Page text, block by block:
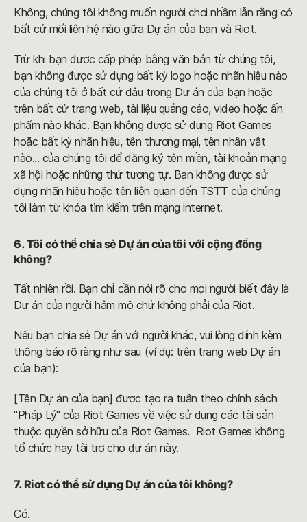
Không, chúng tôi không muốn người chơi nhầm lẫn rằng có
bất cứ mối liên hệ nào giữa Dự án của bạn và Riot.
Trừ khi bạn được cấp phép bằng văn bản từ chúng tôi,
bạn không được sử dụng bất kỳ logo hoặc nhãn hiệu nào
của chúng tôi ở bất cứ đâu trong Dự án của bạn hoặc
trên bất cứ trang web, tài liệu quảng cáo, video hoặc ấn
phẩm nào khác. Bạn không được sử dụng Riot Games
hoặc bất kỳ nhãn hiệu, tên thương mại, tên nhân vật
nào... của chúng tôi để đăng ký tên miền, tài khoản mạng
xã hội hoặc những thứ tương tự. Bạn không được sử
dụng nhãn hiệu hoặc tên liên quan đến TSTT của chúng
tôi làm từ khóa tìm kiếm trên mạng internet.
6. Tôi có thể chia sẻ Dự án của tôi với cộng đồng
không?
Tất nhiên rồi. Bạn chỉ cần nói rõ cho mọi người biết đây là
Dự án của người hâm mộ chứ không phải của Riot.
Nếu bạn chia sẻ Dự án với người khác, vui lòng đính kèm
thông báo rõ ràng như sau (ví dụ: trên trang web Dự án
của bạn):
[Tên Dự án của bạn] được tạo ra tuân theo chính sách
"Pháp Lý" của Riot Games về việc sử dụng các tài sản
thuộc quyền sở hữu của Riot Games. Riot Games không
tổ chức hay tài trợ cho dự án này.
7. Riot có thể sử dụng Dự án của tôi không?
Có.